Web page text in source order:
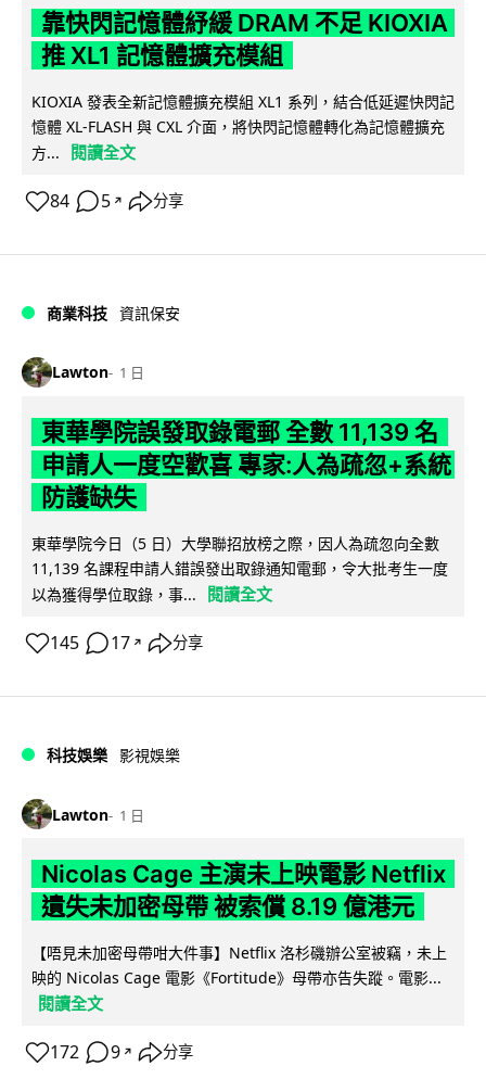
靠快閃記憶體紓緩 DRAM 不足 KIOXIA
推 XL1 記憶體擴充模組
KIOXIA 發表全新記憶體擴充模組 XL1 系列，結合低延遲快閃記
憶體 XL-FLASH 與 CXL 介面，將快閃記憶體轉化為記憶體擴充
方...
閱讀全文
84 5 ↗ 分享
商業科技 資訊保安
Lawton 1 日
東華學院誤發取錄電郵 全數 11,139 名
申請人一度空歡喜 專家:人為疏忽+系統
防護缺失
東華學院今日（5 日）大學聯招放榜之際，因人為疏忽向全數
11,139 名課程申請人錯誤發出取錄通知電郵，令大批考生一度
以為獲得學位取錄，事...
閱讀全文
145 17 ↗ 分享
科技娛樂 影視娛樂
Lawton 1 日
Nicolas Cage 主演未上映電影 Netflix
遺失未加密母帶 被索償 8.19 億港元
【唔見未加密母帶咁大件事】Netflix 洛杉磯辦公室被竊，未上
映的 Nicolas Cage 電影《Fortitude》母帶亦告失蹤。電影...
閱讀全文
172 9 ↗ 分享